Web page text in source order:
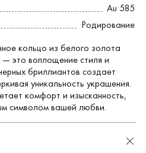
Au 585
Родирование
кольцо из белого золота
это воплощение стиля и
бриллиантов создает
уникальность украшения.
комфорт и изысканность,
символом вашей любви.